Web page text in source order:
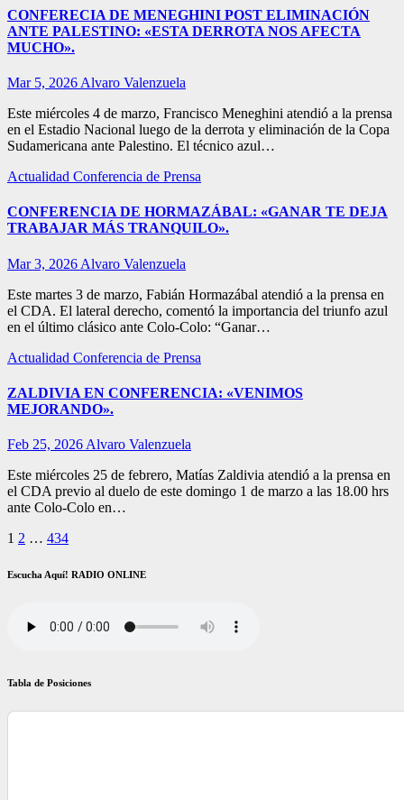
CONFERECIA DE MENEGHINI POST ELIMINACIÓN
ANTE PALESTINO: «ESTA DERROTA NOS AFECTA
MUCHO».
Mar 5, 2026 Alvaro Valenzuela
Este miércoles 4 de marzo, Francisco Meneghini atendió a la prensa
en el Estadio Nacional luego de la derrota y eliminación de la Copa
Sudamericana ante Palestino. El técnico azul…
Actualidad Conferencia de Prensa
CONFERENCIA DE HORMAZÁBAL: «GANAR TE DEJA
TRABAJAR MÁS TRANQUILO».
Mar 3, 2026 Alvaro Valenzuela
Este martes 3 de marzo, Fabián Hormazábal atendió a la prensa en
el CDA. El lateral derecho, comentó la importancia del triunfo azul
en el último clásico ante Colo-Colo: “Ganar…
Actualidad Conferencia de Prensa
ZALDIVIA EN CONFERENCIA: «VENIMOS
MEJORANDO».
Feb 25, 2026 Alvaro Valenzuela
Este miércoles 25 de febrero, Matías Zaldivia atendió a la prensa en
el CDA previo al duelo de este domingo 1 de marzo a las 18.00 hrs
ante Colo-Colo en…
Paginación
de
1 2 … 434
Escucha Aquí! RADIO ONLINE
Tabla de Posiciones